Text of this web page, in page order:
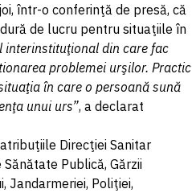
într-o conferinţă de presă, că
de lucru pentru situaţiile în
interinstituţional din care fac
problemei urşilor. Practic
în care o persoană sună
unui urs”, a declarat
Direcţiei Sanitar
Publică, Gărzii
Jandarmeriei, Poliţiei,